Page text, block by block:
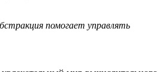
помогает управлять